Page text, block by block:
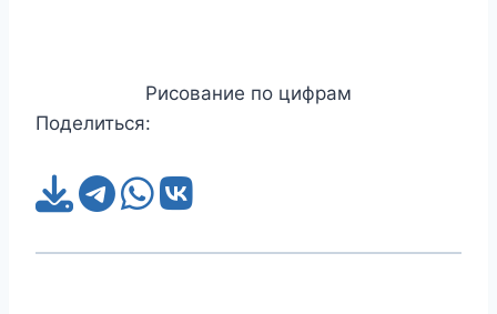
Рисование по цифрам
Поделиться: